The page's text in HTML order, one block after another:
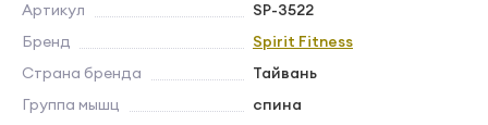
Артикул
SP-3522
Бренд
Spirit Fitness
Страна бренда
Тайвань
Группа мышц
спина